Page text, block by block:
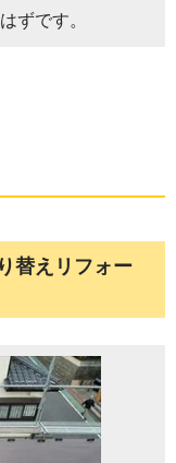
ずです。
替えリフォー